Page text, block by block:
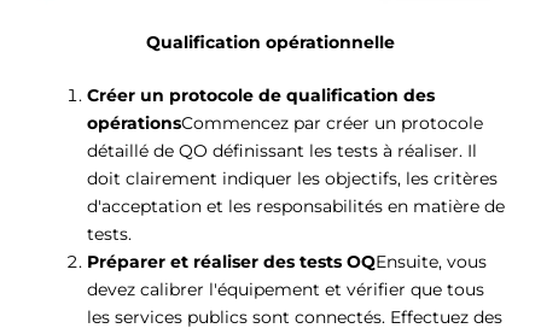
Qualification opérationnelle
Créer un protocole de qualification des
opérationsCommencez par créer un protocole
détaillé de QO définissant les tests à réaliser. Il
doit clairement indiquer les objectifs, les critères
d'acceptation et les responsabilités en matière de
tests.
Préparer et réaliser des tests OQEnsuite, vous
devez calibrer l'équipement et vérifier que tous
les services publics sont connectés. Effectuez des